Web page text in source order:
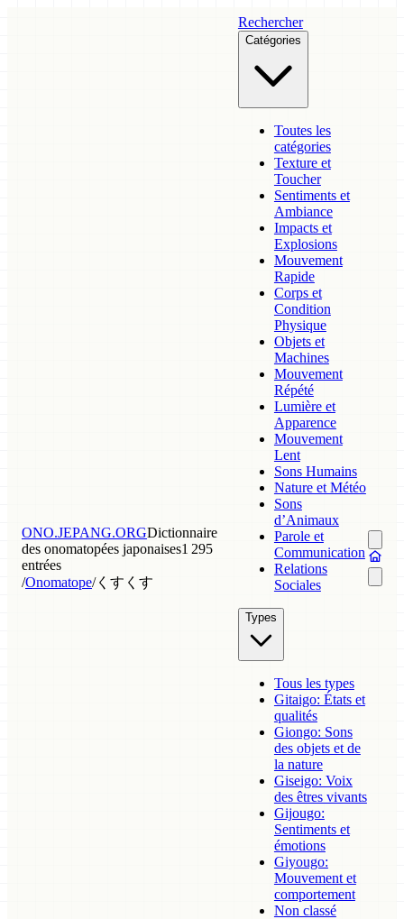
ONO.JEPANG.ORGDictionnaire
des onomatopées japonaises1 295
entrées
/Onomatope/くすくす
Rechercher
Catégories
Toutes les
catégories
Texture et
Toucher
Sentiments et
Ambiance
Impacts et
Explosions
Mouvement
Rapide
Corps et
Condition
Physique
Objets et
Machines
Mouvement
Répété
Lumière et
Apparence
Mouvement
Lent
Sons Humains
Nature et Météo
Sons
d’Animaux
Parole et
Communication
Relations
Sociales
Types
Tous les types
Gitaigo: États et
qualités
Giongo: Sons
des objets et de
la nature
Giseigo: Voix
des êtres vivants
Gijougo:
Sentiments et
émotions
Giyougo:
Mouvement et
comportement
Non classé